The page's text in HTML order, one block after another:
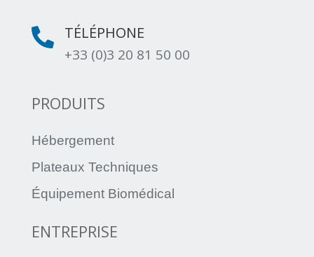
 TÉLÉPHONE
+33 (0)3 20 81 50 00
PRODUITS
Hébergement
Plateaux Techniques
Équipement Biomédical
ENTREPRISE